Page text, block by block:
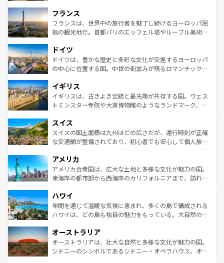
ませてくれるイタリアで、忘れられない旅をしてみよう！
なお、新着のイタリア情報はコンテンツ一覧 を参照してほ
しい。
文化が根付くこの国では、情熱的なフラメンコ、熱気あふ
れる闘牛、そして美味しいタパスが生活の一部となってい
る。首都マドリードの洗練された雰囲気や、バルセロナの
の城塞都市、穏やかなビーチリゾートまで多彩な表情を見
せる。地方によって風土や気候が異なるスペインはその個
性で訪れる人を魅了する。 なお、新着のスペイン情報はコ
フランス
フランスは、世界中の旅行者を魅了し続けるヨーロッパ屈
指の観光地だ。首都パリのエッフェル塔やルーブル美術館
で、幅広い魅力が詰まっている。華麗な宮殿、歴史的な大
聖堂、美しいビーチ、そして豊かな自然が、訪れる者を心
から魅了する。また、フランスは美食の国としても知ら
いる。シャンパンの発祥地であるランス、プロヴァンスの
香り高いラベンダー畑など、多彩な楽しみ方が可能だ。さ
らに、パリ以外の地域にも魅力が溢れており、どの街角に
れる地方に足を運ぶとそれぞれで全く異なる文化を体験で
きるだろう。 なお、新着のフランス情報はコンテンツ一覧
を参照してほしい。
ドイツ
ドイツは、豊かな歴史と多彩な文化が交差するヨーロッパ
の中心に位置する国。中世の街並みが残るロマンチック街
顔を持つこの国は、どこを歩いても飽きることがない。ベ
ルリンの文化的活気、バイエルン州のアルプスの絶景、そ
してライン川沿いのワイン畑といった風景は必見。ビール
は、お酒好きな人にはぜひ体験してほしい。 なお、新着の
ドイツ情報はコンテンツ一覧を参照してほしい。
イギリス
イギリスは、古きよき伝統と最先端が共存する国。ウェス
トミンスター寺院や大英博物館のようなランドマーク、歴
リアごとに異なる魅力がある。また、優雅なアフタヌーン
ティー、ビール好きにはたまらない英国パブ、サッカー観
戦など、本場だからこそできる体験も豊富。イギリスを旅
ンツ一覧を参照してほしい。
スイス
スイスの国土面積は九州ほどの広さだが、運行時刻が正確
な交通網が整備されており、初心者でも安心して個人旅行
の建物がそのまま残る町や、スイスならではのユニークな
博物館もあり、アルプス観光だけでなく町歩きも満喫する
ことができる。国民の所得が高いため物価も高いが、旅行
ば市内交通費無料で観光を楽しむこともできる。 なお、新
着のスイス情報はコンテンツ一覧 を参照してほしい。
アメリカ
アメリカ合衆国は、広大な土地と多様な文化が魅力の国。
東海岸の都市部から西海岸のカリフォルニアまで、訪れる
のような巨大都市は、観光、ショッピング、エンターテイ
ンメントが詰まった刺激的なスポットだ。一方、アメリカ
西部には大自然が広がり、グランドキャニオンやイエロー
部のニューオーリンズでは、音楽と美食が融合した独特の
文化が魅力。旅行者はアメリカの各地域で異なる魅力を楽
しみながら、その多様性と豊かな歴史を感じることができ
ハワイ
年間を通じて温暖な気候に恵まれ、多くの島で構成される
ハワイは、どの島も独自の魅力をもっている。大自然の神
ワイ島は見逃せない。また、定番の観光地といえばオアフ
島だが、静かな自然を求めるならマウイ島やカウアイ島が
おすすめ。エメラルドグリーンに輝く海をはじめ、豊かな
オーストラリア
オーストラリアは、壮大な自然と多様な文化が魅力の国。
シドニーのシンボルであるシドニー・オペラハウス、オー